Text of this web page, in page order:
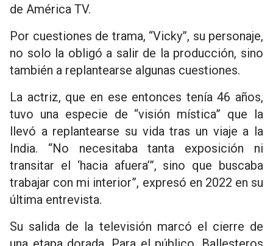
de América TV.
Por cuestiones de trama, “Vicky”, su personaje,
no solo la obligó a salir de la producción, sino
también a replantearse algunas cuestiones.
La actriz, que en ese entonces tenía 46 años,
tuvo una especie de “visión mística” que la
llevó a replantearse su vida tras un viaje a la
India. “No necesitaba tanta exposición ni
transitar el ‘hacia afuera’”, sino que buscaba
trabajar con mi interior”, expresó en 2022 en su
última entrevista.
Su salida de la televisión marcó el cierre de